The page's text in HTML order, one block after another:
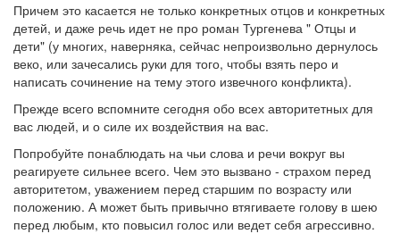
Причем это касается не только конкретных отцов и конкретных
детей, и даже речь идет не про роман Тургенева " Отцы и
дети" (у многих, наверняка, сейчас непроизвольно дернулось
веко, или зачесались руки для того, чтобы взять перо и
написать сочинение на тему этого извечного конфликта).
Прежде всего вспомните сегодня обо всех авторитетных для
вас людей, и о силе их воздействия на вас.
Попробуйте понаблюдать на чьи слова и речи вокруг вы
реагируете сильнее всего. Чем это вызвано - страхом перед
авторитетом, уважением перед старшим по возрасту или
положению. А может быть привычно втягиваете голову в шею
перед любым, кто повысил голос или ведет себя агрессивно.